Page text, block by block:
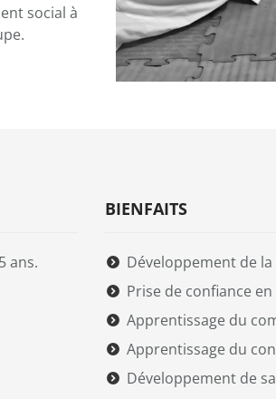
social à
ans.
BIENFAITS
Développement de
Prise de confiance en
Apprentissage du
Apprentissage du
Développement de